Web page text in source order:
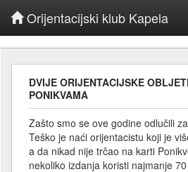
Orijentacijski klub Kapela
DVIJE ORIJENTACIJSKE
PONIKVAMA
Zašto smo se ove godine odlučili
Teško je naći orijentacistu koji je
a da nikad nije trčao na karti
nekoliko izdanja koristi najmanje